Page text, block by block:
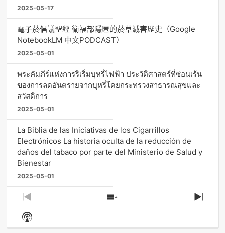
2025-05-17
電子菸倡議聖經 衛福部隱匿的菸草減害歷史（Google
NotebookLM 中文PODCAST）
2025-05-01
พระคัมภีร์แห่งการริเริ่มบุหรี่ไฟฟ้า ประวัติศาสตร์ที่ซ่อนเร้น
ของการลดอันตรายจากบุหรี่โดยกระทรวงสาธารณสุขและ
สวัสดิการ
2025-05-01
La Biblia de las Iniciativas de los Cigarrillos
Electrónicos La historia oculta de la reducción de
daños del tabaco por parte del Ministerio de Salud y
Bienestar
2025-05-01
Previous
Episode
Show
Episodes
Next
Show
Podcast